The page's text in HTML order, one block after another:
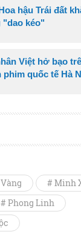
hậu Trái đất
"dao kéo"
Việt hở bạo
phim quốc tế Hà
# Minh
# Phong Linh